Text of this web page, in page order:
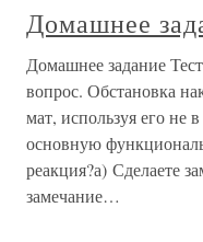
Домашнее
Домашнее задание
вопрос. Обстановка
мат, используя его не
основную
реакция?а) Сделаете
замечание…